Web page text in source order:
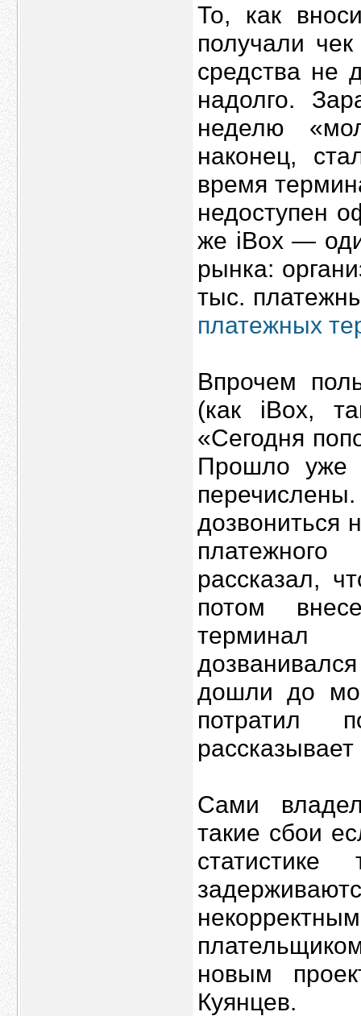
То, как
получали
средства не
надолго.
неделю
наконец,
время
недоступен
же iBox —
рынка:
тыс.
платежных
Впрочем
(как iBox,
«Сегодня
Прошло уже
дозвониться
рассказал,
потом
терминал
дошли до
потратил
рассказывает
Сами
такие сбои
новым
Куянцев.